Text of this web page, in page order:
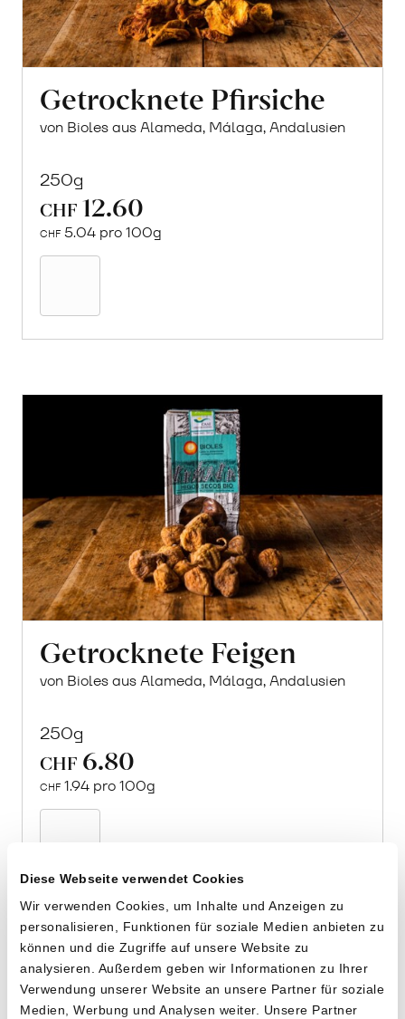
Diese Webseite verwendet Cookies
Wir verwenden Cookies, um Inhalte und Anzeigen zu
personalisieren, Funktionen für soziale Medien anbieten zu
können und die Zugriffe auf unsere Website zu
analysieren. Außerdem geben wir Informationen zu Ihrer
Verwendung unserer Website an unsere Partner für soziale
Medien, Werbung und Analysen weiter. Unsere Partner
Getrocknete Pfirsiche
von Bioles aus Alameda, Málaga, Andalusien
250g
CHF 12.60
CHF 5.04 pro 100g
Getrocknete Feigen
von Bioles aus Alameda, Málaga, Andalusien
250g
CHF 6.80
CHF 1.94 pro 100g